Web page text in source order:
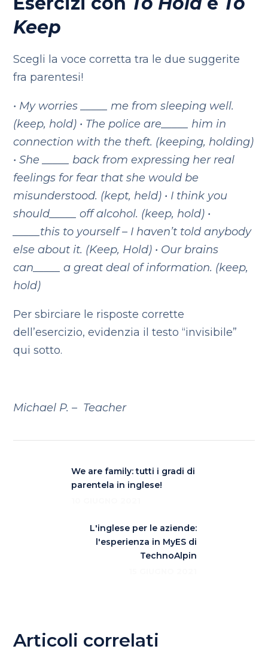
Keep
Scegli la voce corretta tra le due suggerite
fra parentesi!
• My worries _____ me from sleeping well.
(keep, hold) • The police are_____ him in
connection with the theft. (keeping, holding)
•She _____ back from expressing her real
feelings for fear that she would be
misunderstood. (kept, held) • I think you
should_____ off alcohol. (keep, hold) •
_____this to yourself – I haven’t told anybody
else about it. (Keep, Hold) • Our brains
can_____ a great deal of information. (keep,
hold)
Per sbirciare le risposte corrette
dell’esercizio, evidenzia il testo “invisibile”
qui sotto.
Michael P. – Teacher
We are family: tutti i gradi di
parentela in inglese!
L'inglese per le aziende:
l'esperienza in MyES di
TechnoAlpin
Articoli correlati